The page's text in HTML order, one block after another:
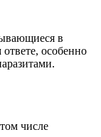
в
особенно
числе